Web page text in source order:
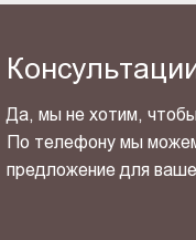
Да, мы не хотим,
По телефону мы
предложение для
ОТПРАВИТЬ